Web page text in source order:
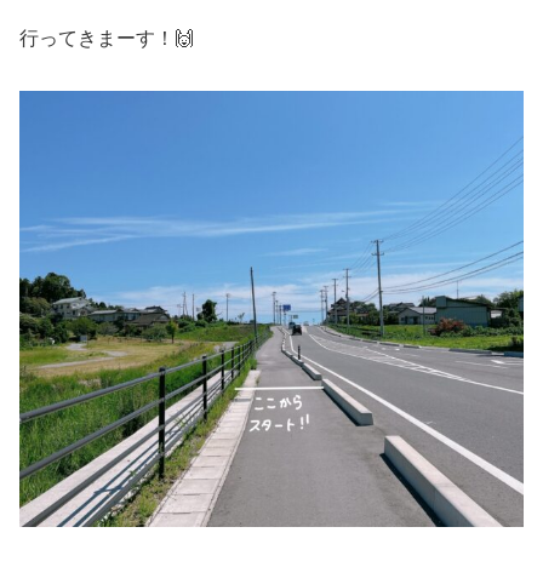
行ってきまーす！🙌